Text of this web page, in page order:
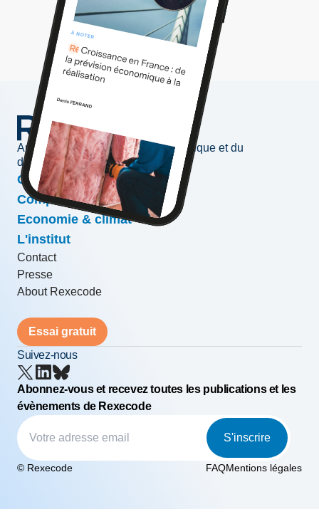
Au service de l'information économique et du
développement des entreprises
Conjoncture & prévisions
Compétitivité & croissance
Economie & climat
L'institut
Contact
Presse
About Rexecode
Essai gratuit
Suivez-nous
Abonnez-vous et recevez toutes les publications et les
évènements de Rexecode
S'inscrire
© Rexecode FAQMentions légales